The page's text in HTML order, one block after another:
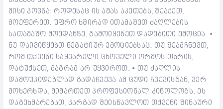
მისი პოვნა; როდესაც ის ამას აკეთებს, შეაქეთ,
მოეფერეთ. უფრო ხშირად ითამაშეთ ძაღლების
სათამაშო მოედანზე, გამოიყენეთ დადებითი ემოცია. •
ნუ დაივიწყებთ ნეგატიურ ემოციებსაც. თუ შეამჩნევთ,
რომ თქვენი საყვარელი ცხოველი ორმოს თხრის,
დატუქსეთ, მაგრამ არ უყვიროთ. • თუ ძაღლის
დამოუკიდებლად გადაჩვევა ამ ცუდი ჩვევისგან, ვერ
მოხერხდა, მიმართეთ პროფესიონალ კინოლოგს. ეს
დაგეხმარებათ, კარგად შეისწავლოთ თქვენი შინაური